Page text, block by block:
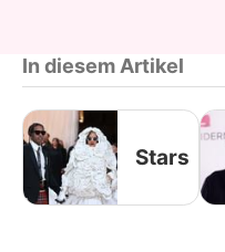
In diesem Artikel
Stars